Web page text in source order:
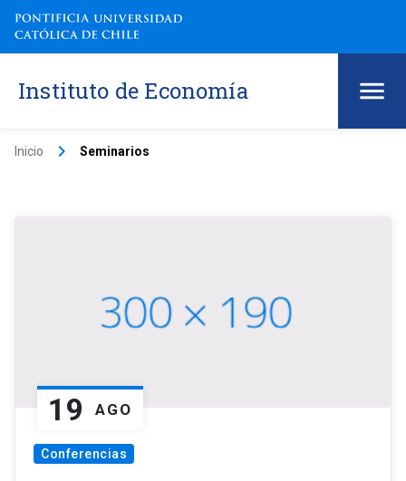
Instituto de Economía
Inicio keyboard_arrow_right Seminarios
19 AGO
Conferencias